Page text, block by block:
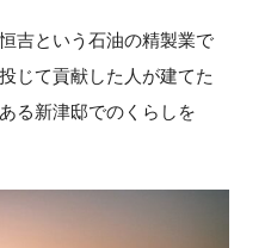
吉という石油の精製業で
じて貢献した人が建てた
る新津邸でのくらしを